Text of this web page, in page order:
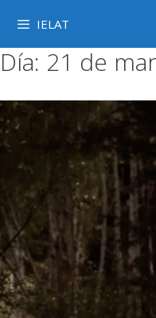
contenido
IELAT
Día: 21 de